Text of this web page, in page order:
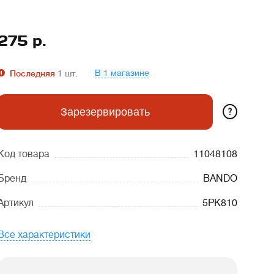
р.
Последняя 1 шт. В 1 магазине
Зарезервировать ?
товара 11048108
BANDO
5PK810
характеристики